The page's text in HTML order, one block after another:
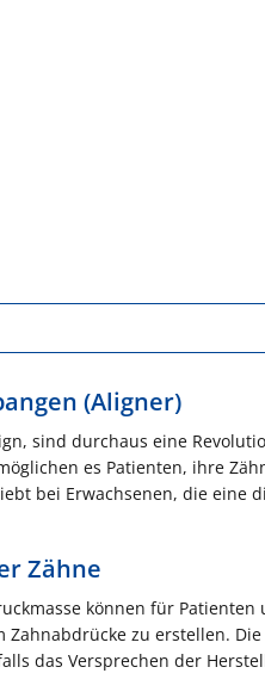
(Aligner)
sind durchaus eine
es Patienten, ihre
bei Erwachsenen, die eine
Zähne
können für
Zahnabdrücke zu erstellen.
das Versprechen der